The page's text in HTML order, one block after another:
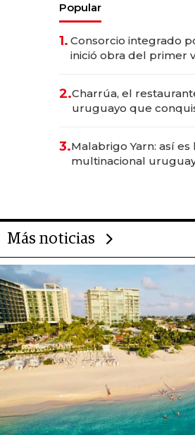
Popular
1. Consorcio integrado
inició obra del primer
millones
2.Charrúa, el
uruguayo que
anticipación y prepara
3.Malabrigo Yarn: así es
multinacional
Más noticias